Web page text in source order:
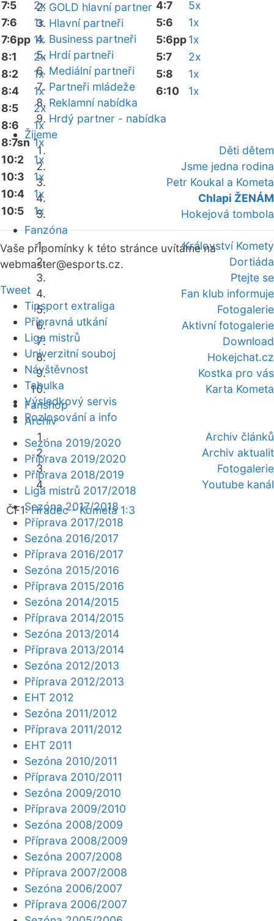
GOLD hlavní partner
Hlavní partneři
Business partneři
Hrdí partneři
Mediální partneři
Partneři mládeže
Reklamní nabídka
Hrdý partner - nabídka
Žijeme
Děti dětem
Jsme jedna rodina
Petr Koukal a Kometa
Chlapi ŽENÁM
Hokejová tombola
Fanzóna
Království Komety
Dortiáda
Ptejte se
Fan klub informuje
Fotogalerie
Aktivní fotogalerie
Download
Hokejchat.cz
Kostka pro vás
Karta Kometa
Fanshop
Archiv
Archiv článků
Archiv aktualit
Fotogalerie
Youtube kanál
ČF1:Hradec - Kometa 1:3
7:5
2x
7:6
1x
7:6pp 1x
8:1
2x
8:2
1x
8:4
1x
8:5
2x
8:6
1x
8:7sn 1x
10:2
1x
10:3
1x
10:4
1x
10:5
1x
4:7
5x
5:6
1x
5:6pp1x
5:7
2x
5:8
1x
6:10
1x
Vaše připomínky k této stránce uvítáme na
webmaster@esports.cz.
Tweet
Tipsport extraliga
Přípravná utkání
Liga mistrů
Univerzitní souboj
Návštěvnost
Tabulka
Výsledkový servis
Rozlosování a info
Sezóna 2019/2020
Příprava 2019/2020
Příprava 2018/2019
Liga mistrů 2017/2018
Sezóna 2017/2018
Příprava 2017/2018
Sezóna 2016/2017
Příprava 2016/2017
Sezóna 2015/2016
Příprava 2015/2016
Sezóna 2014/2015
Příprava 2014/2015
Sezóna 2013/2014
Příprava 2013/2014
Sezóna 2012/2013
Příprava 2012/2013
EHT 2012
Sezóna 2011/2012
Příprava 2011/2012
EHT 2011
Sezóna 2010/2011
Příprava 2010/2011
Sezóna 2009/2010
Příprava 2009/2010
Sezóna 2008/2009
Příprava 2008/2009
Sezóna 2007/2008
Příprava 2007/2008
Sezóna 2006/2007
Příprava 2006/2007